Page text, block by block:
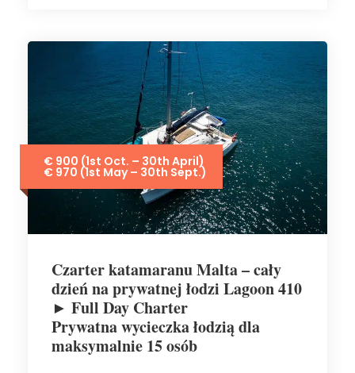
€ 900 (1st Oct. – 30th April)
€ 970 (1st May – 30th Sept.)
Czarter katamaranu Malta – cały
dzień na prywatnej łodzi Lagoon 410
► Full Day Charter
Prywatna wycieczka łodzią dla
maksymalnie 15 osób